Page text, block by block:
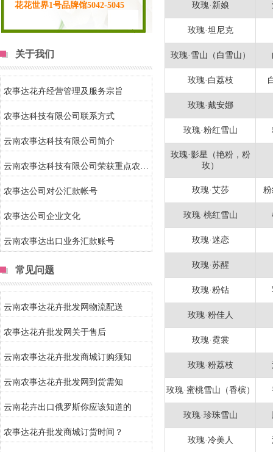
花花世界1号品牌馆5042-5045
关于我们
农事达花卉经营管理及服务宗旨
农事达科技有限公司联系方式
云南农事达科技有限公司简介
云南农事达科技有限公司荣获重点农头企业称号
农事达公司对公汇款帐号
农事达公司企业文化
云南农事达出口业务汇款账号
常见问题
云南农事达花卉批发网物流配送
农事达花卉批发网关于售后
云南农事达花卉批发商城订购须知
云南农事达花卉批发网到货需知
云南花卉出口俄罗斯你应该知道的
农事达花卉批发商城订货时间？
玫瑰·新娘
玫瑰·坦尼克
玫瑰·雪山（白雪山）
玫瑰·白荔枝
玫瑰·戴安娜
玫瑰·粉红雪山
玫瑰·影星（艳粉，粉
玫）
玫瑰·艾莎
玫瑰·桃红雪山
玫瑰·迷恋
玫瑰·苏醒
玫瑰·粉钻
玫瑰·粉佳人
玫瑰·霓裳
玫瑰·粉荔枝
玫瑰·蜜桃雪山（香槟）
玫瑰·珍珠雪山
玫瑰·冷美人